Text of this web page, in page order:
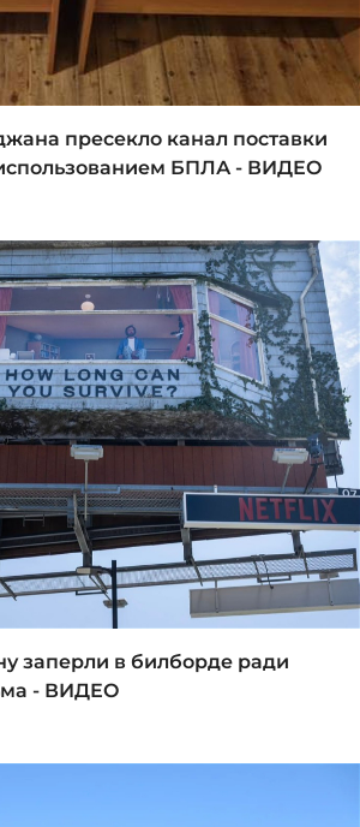
пресекло канал поставки
БПЛА - ВИДЕО
заперли в билборде ради
- ВИДЕО